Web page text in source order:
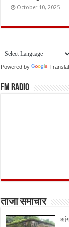
October 10, 2025
Powered by
FM Radio
ताजा समाचार